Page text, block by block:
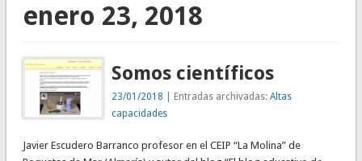
enero 23, 2018
Somos científicos
23/01/2018 | Entradas archivadas:Altas
capacidades
Javier Escudero Barranco profesor en el CEIP “La Molina” de